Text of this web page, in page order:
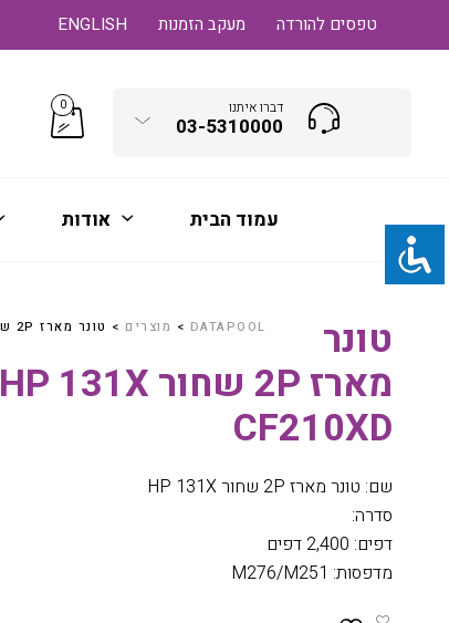
ENGLISH מעקב הזמנות טפסים להורדה
דברו איתנו
03-5310000
0
עמוד הבית אודות
DATAPOOL
> מוצרים > טונר מארז 2P שחור HP 131X CF210XD
טונר
מארז 2P שחור HP 131X
CF210XD
שם: טונר מארז 2P שחור HP 131X
סדרה:
דפים: 2,400 דפים
מדפסות: M276/M251